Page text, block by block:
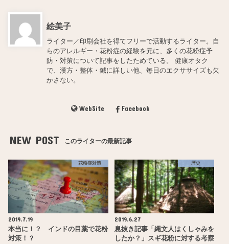
絵美子
ライター／印刷会社を得てフリーで活動するライター。自
らのアレルギー・花粉症の経験を元に、多くの花粉症予
防・対策について記事をしたためている。 健康オタク
で、漢方・整体・鍼に詳しい他、毎日のエクササイズも欠
かさない。
WebSite Facebook
NEW POST このライターの最新記事
花粉症対策
2019.7.19
本当に！？ インドの目薬で花粉
対策！？
歴史
2019.6.27
息抜き記事「縄文人はくしゃみを
したか？」スギ花粉に対する考察